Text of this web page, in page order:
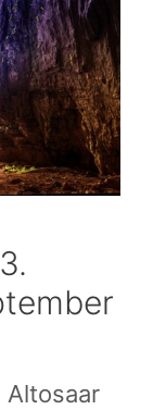
Altosaar